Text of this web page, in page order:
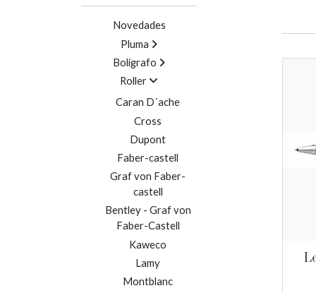
Novedades
Pluma
Bolígrafo
Roller
Caran D´ache
Cross
Dupont
Faber-castell
Graf von Faber-
castell
Bentley - Graf von
Faber-Castell
Kaweco
Lamy
Montblanc